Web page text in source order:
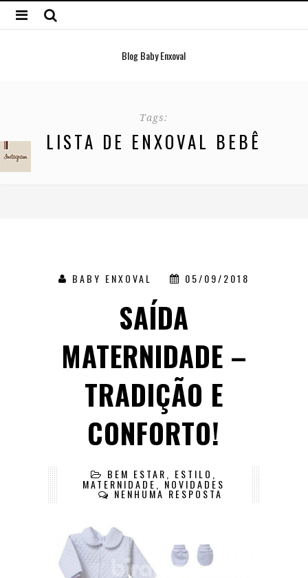
Blog Baby Enxoval
Tags:
LISTA DE ENXOVAL BEBÊ
BABY ENXOVAL 05/09/2018
SAÍDA
MATERNIDADE –
TRADIÇÃO E
CONFORTO!
BEM ESTAR ESTILO
MATERNIDADE NOVIDADES
NENHUMA RESPOSTA